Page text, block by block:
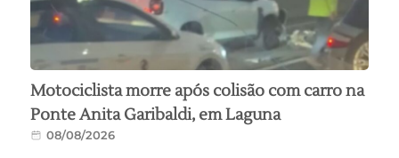
Motociclista morre após colisão com carro na
Ponte Anita Garibaldi, em Laguna
08/08/2026